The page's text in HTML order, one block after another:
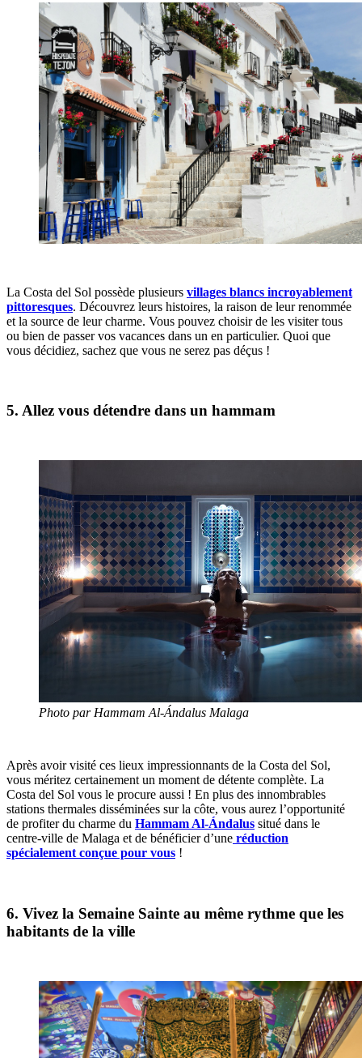
La Costa del Sol possède plusieurs villages blancs incroyablement
pittoresques. Découvrez leurs histoires, la raison de leur renommée
et la source de leur charme. Vous pouvez choisir de les visiter tous
ou bien de passer vos vacances dans un en particulier. Quoi que
vous décidiez, sachez que vous ne serez pas déçus !
5. Allez vous détendre dans un hammam
Photo par Hammam Al-Ándalus Malaga
Après avoir visité ces lieux impressionnants de la Costa del Sol,
vous méritez certainement un moment de détente complète. La
Costa del Sol vous le procure aussi ! En plus des innombrables
stations thermales disséminées sur la côte, vous aurez l’opportunité
de profiter du charme du Hammam Al-Ándalus situé dans le
centre-ville de Malaga et de bénéficier d’une réduction
spécialement conçue pour vous !
6. Vivez la Semaine Sainte au même rythme que les
habitants de la ville